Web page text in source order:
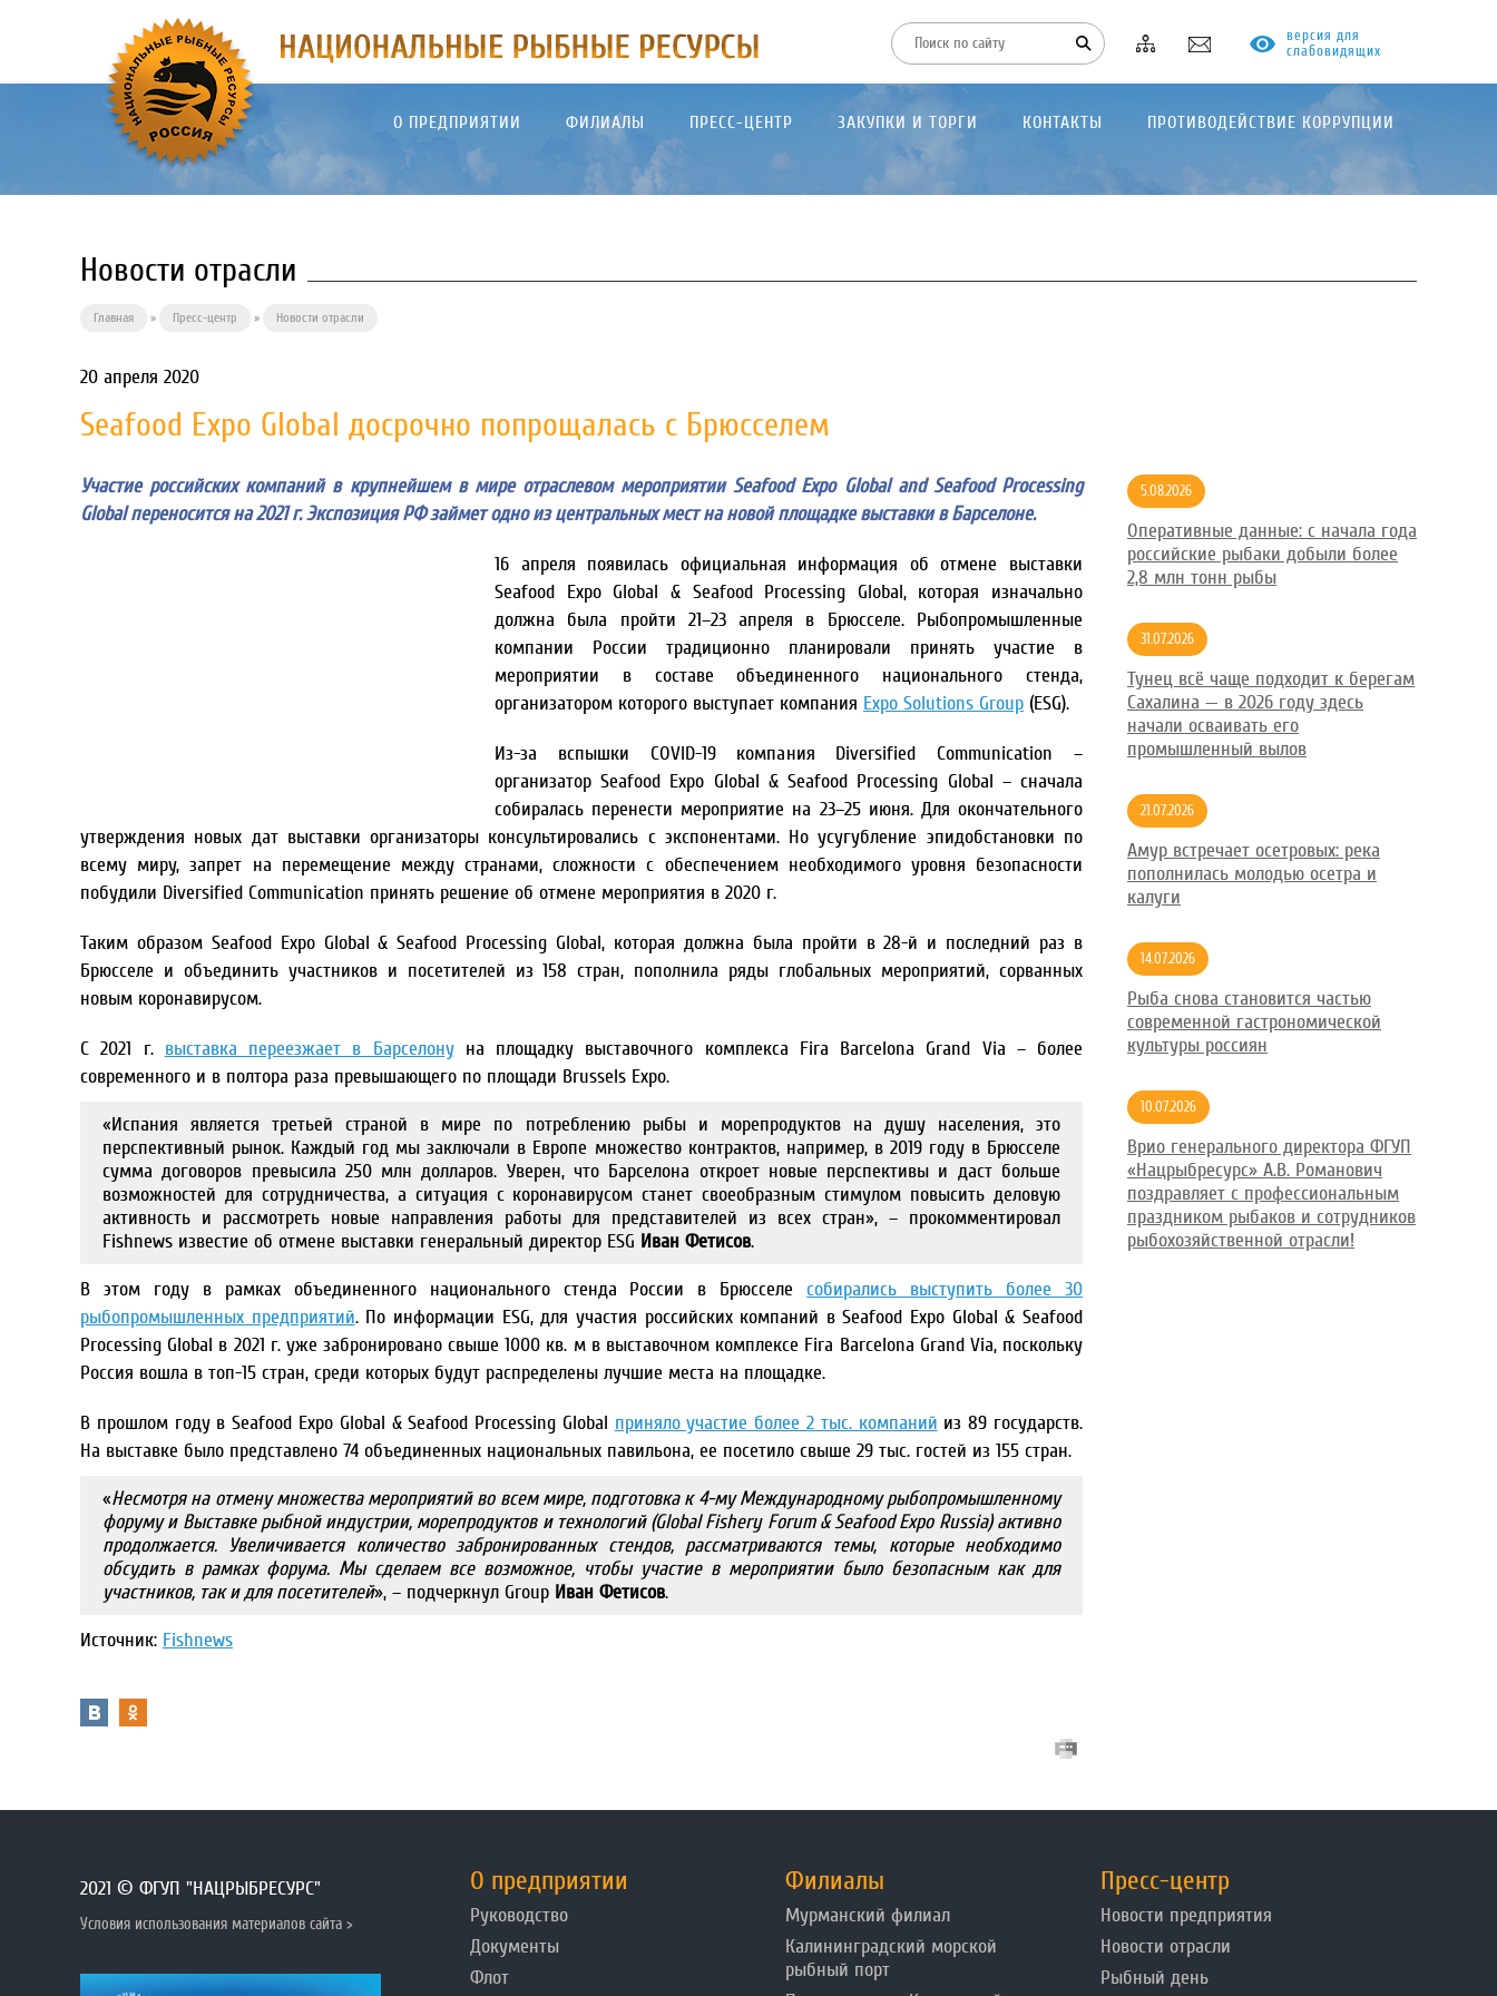
версия для
слабовидящих
О ПРЕДПРИЯТИИ ФИЛИАЛЫ ПРЕСС-ЦЕНТР ЗАКУПКИ И ТОРГИ КОНТАКТЫ ПРОТИВОДЕЙСТВИЕ КОРРУПЦИИ
Новости отрасли
Главная » Пресс-центр » Новости отрасли
20 апреля 2020
Seafood Expo Global досрочно попрощалась с Брюсселем
Участие российских компаний в крупнейшем в мире отраслевом мероприятии Seafood Expo Global and Seafood Processing
Global переносится на 2021 г. Экспозиция РФ займет одно из центральных мест на новой площадке выставки в Барселоне.
16 апреля появилась официальная информация об отмене выставки
Seafood Expo Global & Seafood Processing Global, которая изначально
должна была пройти 21–23 апреля в Брюсселе. Рыбопромышленные
компании России традиционно планировали принять участие в
мероприятии в составе объединенного национального стенда,
организатором которого выступает компания Expo Solutions Group (ESG).
Из-за вспышки COVID-19 компания Diversified Communication –
организатор Seafood Expo Global & Seafood Processing Global – сначала
собиралась перенести мероприятие на 23–25 июня. Для окончательного
утверждения новых дат выставки организаторы консультировались с экспонентами. Но усугубление эпидобстановки по
всему миру, запрет на перемещение между странами, сложности с обеспечением необходимого уровня безопасности
побудили Diversified Communication принять решение об отмене мероприятия в 2020 г.
Таким образом Seafood Expo Global & Seafood Processing Global, которая должна была пройти в 28-й и последний раз в
Брюсселе и объединить участников и посетителей из 158 стран, пополнила ряды глобальных мероприятий, сорванных
новым коронавирусом.
С 2021 г. выставка переезжает в Барселонуна площадку выставочного комплекса Fira Barcelona Grand Via – более
современного и в полтора раза превышающего по площади Brussels Expo.
«Испания является третьей страной в мире по потреблению рыбы и морепродуктов на душу населения, это
перспективный рынок. Каждый год мы заключали в Европе множество контрактов, например, в 2019 году в Брюсселе
сумма договоров превысила 250 млн долларов. Уверен, что Барселона откроет новые перспективы и даст больше
возможностей для сотрудничества, а ситуация с коронавирусом станет своеобразным стимулом повысить деловую
активность и рассмотреть новые направления работы для представителей из всех стран», – прокомментировал
Fishnews известие об отмене выставки генеральный директор ESG Иван Фетисов.
В этом году в рамках объединенного национального стенда России в Брюсселесобирались выступить более 30
рыбопромышленных предприятий. По информации ESG, для участия российских компаний в Seafood Expo Global & Seafood
Processing Global в 2021 г. уже забронировано свыше 1000 кв. м в выставочном комплексе Fira Barcelona Grand Via, поскольку
Россия вошла в топ-15 стран, среди которых будут распределены лучшие места на площадке.
В прошлом году в Seafood Expo Global & Seafood Processing Global приняло участие более 2 тыс. компаний из 89 государств.
На выставке было представлено 74 объединенных национальных павильона, ее посетило свыше 29 тыс. гостей из 155 стран.
«Несмотря на отмену множества мероприятий во всем мире, подготовка к 4-му Международному рыбопромышленному
форуму и Выставке рыбной индустрии, морепродуктов и технологий (Global Fishery Forum & Seafood Expo Russia) активно
продолжается. Увеличивается количество забронированных стендов, рассматриваются темы, которые необходимо
обсудить в рамках форума. Мы сделаем все возможное, чтобы участие в мероприятии было безопасным как для
участников, так и для посетителей», – подчеркнул Group Иван Фетисов.
Источник: Fishnews
5.08.2026
Оперативные данные: с начала года
российские рыбаки добыли более
2,8 млн тонн рыбы
31.07.2026
Тунец всё чаще подходит к берегам
Сахалина — в 2026 году здесь
начали осваивать его
промышленный вылов
21.07.2026
Амур встречает осетровых: река
пополнилась молодью осетра и
калуги
14.07.2026
Рыба снова становится частью
современной гастрономической
культуры россиян
10.07.2026
Врио генерального директора ФГУП
«Нацрыбресурс» А.В. Романович
поздравляет с профессиональным
праздником рыбаков и сотрудников
рыбохозяйственной отрасли!
2021 © ФГУП "НАЦРЫБРЕСУРС"
Условия использования материалов сайта >
О предприятии
Руководство
Документы
Флот
Филиалы
Мурманский филиал
Калининградский морской
рыбный порт
Пресс-центр
Новости предприятия
Новости отрасли
Рыбный день